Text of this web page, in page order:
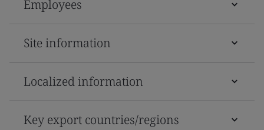
Employees
Site information
Localized information
Key export countries/regions